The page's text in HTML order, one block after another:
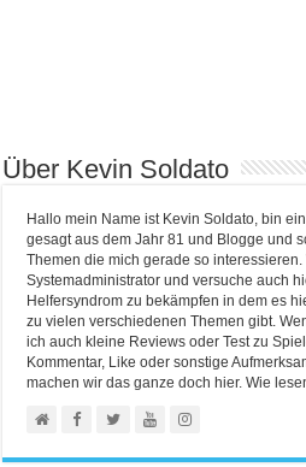
Über Kevin Soldato
Hallo mein Name ist Kevin Soldato, bin
gesagt aus dem Jahr 81 und Blogge und
Themen die mich gerade so interessieren.
Systemadministrator und versuche auch
Helfersyndrom zu bekämpfen in dem es
zu vielen verschiedenen Themen gibt.
ich auch kleine Reviews oder Test zu
Kommentar, Like oder sonstige
machen wir das ganze doch hier. Wie